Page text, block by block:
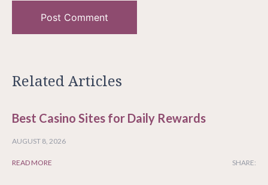
Related Articles
Best Casino Sites for Daily Rewards
AUGUST 8, 2026
READ MORE SHARE: